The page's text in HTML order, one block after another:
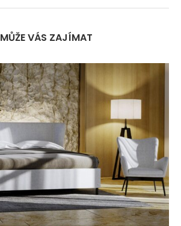
MŮŽE VÁS ZAJÍMAT